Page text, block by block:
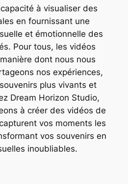
à visualiser des
en fournissant une
et émotionnelle des
Pour tous, les vidéos
dont nous nous
nos expériences,
plus vivants et
Dream Horizon Studio,
à créer des vidéos de
vos moments les
vos souvenirs en
inoubliables.